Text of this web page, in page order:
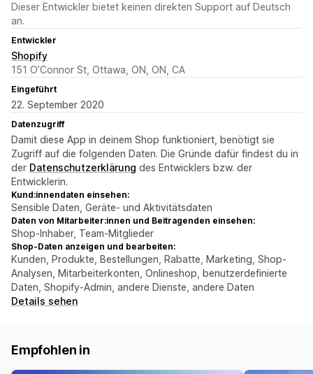
Dieser Entwickler bietet keinen direkten Support auf Deutsch
an.
Entwickler
Shopify
151 O’Connor St, Ottawa, ON, ON, CA
Eingeführt
22. September 2020
Datenzugriff
Damit diese App in deinem Shop funktioniert, benötigt sie
Zugriff auf die folgenden Daten. Die Gründe dafür findest du in
der Datenschutzerklärung des Entwicklers bzw. der
Entwicklerin.
Kund:innendaten einsehen:
Sensible Daten, Geräte- und Aktivitätsdaten
Daten von Mitarbeiter:innen und Beitragenden einsehen:
Shop-Inhaber, Team-Mitglieder
Shop-Daten anzeigen und bearbeiten:
Kunden, Produkte, Bestellungen, Rabatte, Marketing, Shop-
Analysen, Mitarbeiterkonten, Onlineshop, benutzerdefinierte
Daten, Shopify-Admin, andere Dienste, andere Daten
Details sehen
Empfohlen in